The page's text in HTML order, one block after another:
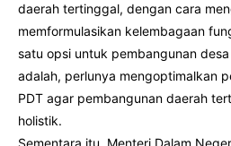
daerah tertinggal, dengan cara
memformulasikan kelembagaan
satu opsi untuk pembangunan
adalah, perlunya mengoptimalkan
PDT agar pembangunan daerah
holistik.
Sementara itu, Menteri Dalam